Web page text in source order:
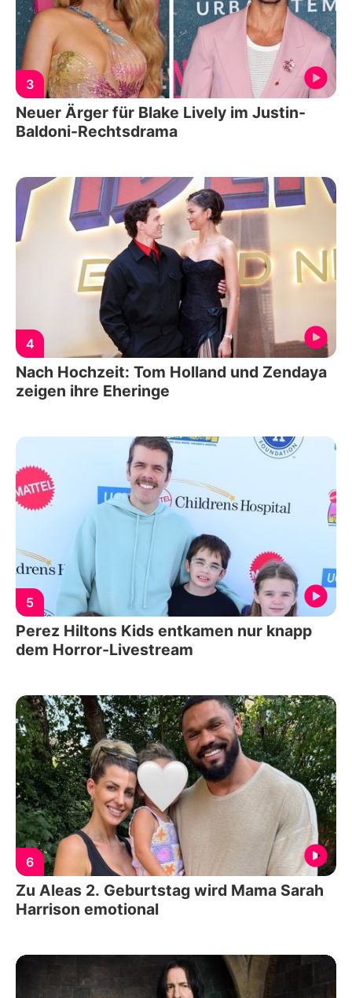
3
Neuer Ärger für Blake Lively im Justin-
Baldoni-Rechtsdrama
4
Nach Hochzeit: Tom Holland und Zendaya
zeigen ihre Eheringe
5
Perez Hiltons Kids entkamen nur knapp
dem Horror-Livestream
6
Zu Aleas 2. Geburtstag wird Mama Sarah
Harrison emotional